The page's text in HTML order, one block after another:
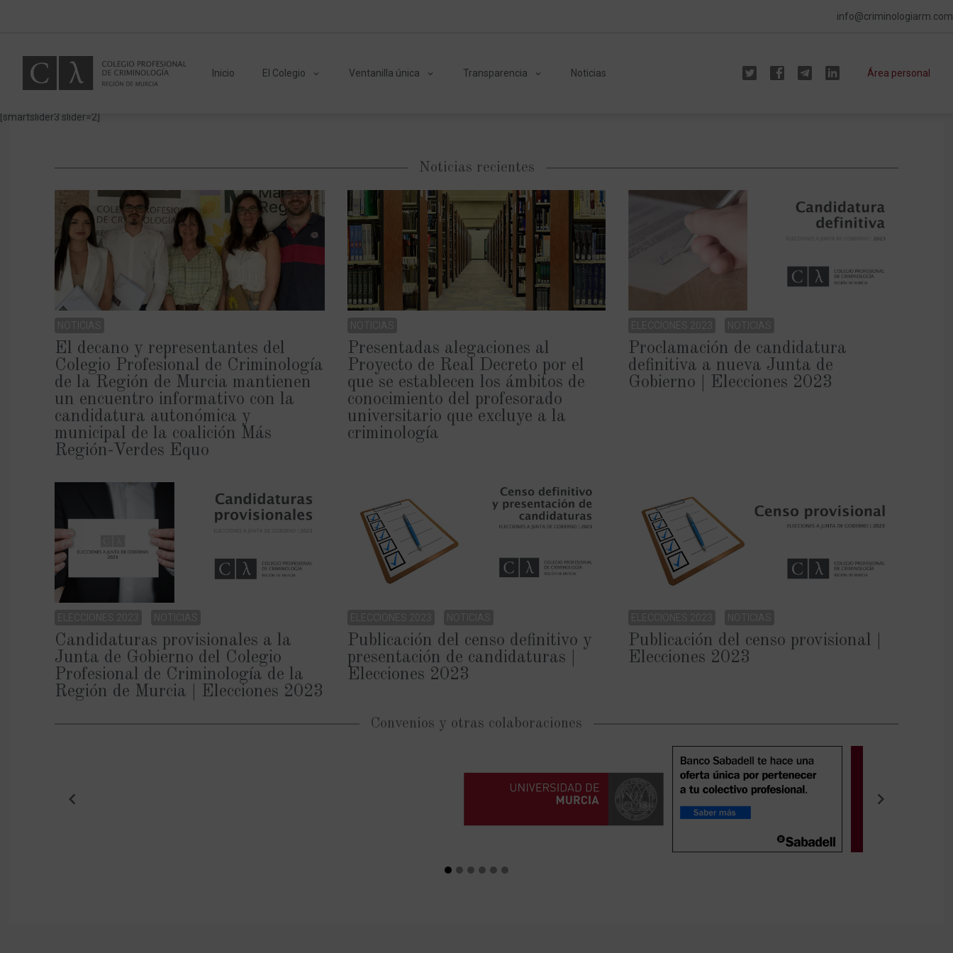
info@criminologiarm.com
Inicio El Colegio Ventanilla única Transparencia Noticias Área personal
[smartslider3 slider=2]
Noticias recientes
El decano y representantes del
Colegio Profesional de Criminología
de la Región de Murcia mantienen
un encuentro informativo con la
candidatura autonómica y
municipal de la coalición Más
Región-Verdes Equo
Presentadas alegaciones al
Proyecto de Real Decreto por el
que se establecen los ámbitos de
conocimiento del profesorado
universitario que excluye a la
criminología
Proclamación de candidatura
definitiva a nueva Junta de
Gobierno | Elecciones 2023
Candidaturas provisionales a la
Junta de Gobierno del Colegio
Profesional de Criminología de la
Región de Murcia | Elecciones 2023
Publicación del censo definitivo y
presentación de candidaturas |
Elecciones 2023
Publicación del censo provisional |
Elecciones 2023
Convenios y otras colaboraciones